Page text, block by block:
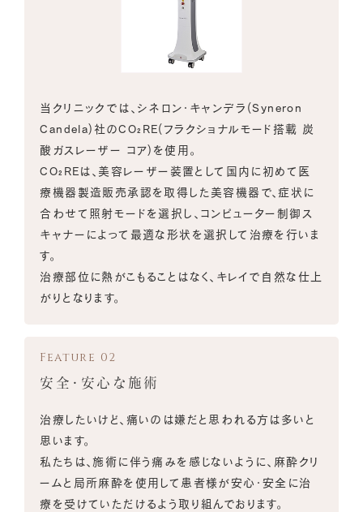
当クリニックでは、シネロン・キャンデラ(Syneron
Candela)社のCO₂RE(フラクショナルモード搭載 炭
酸ガスレーザー コア)を使用。
CO₂REは、美容レーザー装置として国内に初めて医
療機器製造販売承認を取得した美容機器で、症状に
合わせて照射モードを選択し、コンピューター制御ス
キャナーによって最適な形状を選択して治療を行いま
す。
治療部位に熱がこもることはなく、キレイで自然な仕上
がりとなります。
安全・安心な施術
治療したいけど、痛いのは嫌だと思われる方は多いと
思います。
私たちは、施術に伴う痛みを感じないように、麻酔クリ
ームと局所麻酔を使用して患者様が安心・安全に治
療を受けていただけるよう取り組んでおります。